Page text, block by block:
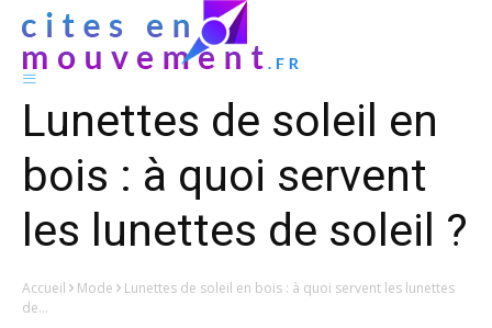
Lunettes de soleil en
bois : à quoi servent
les lunettes de soleil ?
Accueil Mode
Lunettes de soleil en bois : à quoi servent les lunettes
de...